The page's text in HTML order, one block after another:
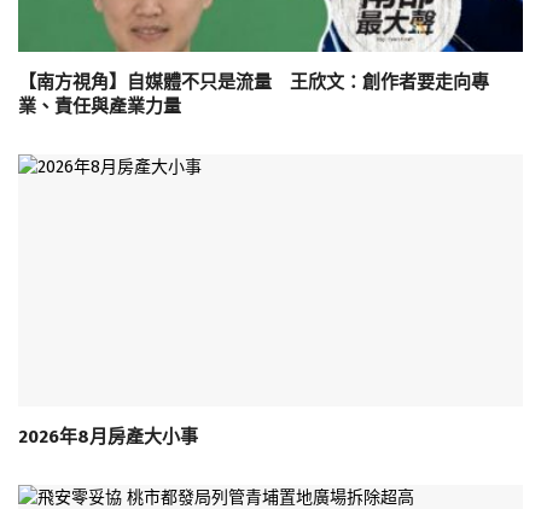
【南方視角】自媒體不只是流量 王欣文：創作者要走向專
業、責任與產業力量
2026年8月房產大小事